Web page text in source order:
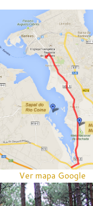
Ver mapa Google